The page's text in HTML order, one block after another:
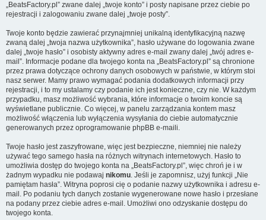
„BeatsFactory.pl” zwane dalej „twoje konto” i posty napisane przez ciebie po
rejestracji i zalogowaniu zwane dalej „twoje posty”.
Twoje konto będzie zawierać przynajmniej unikalną identyfikacyjną nazwę
zwaną dalej „twoja nazwa użytkownika”, hasło używane do logowania zwane
dalej „twoje hasło” i osobisty aktywny adres e-mail zwany dalej „twój adres e-
mail”. Informacje podane dla twojego konta na „BeatsFactory.pl” są chronione
przez prawa dotyczące ochrony danych osobowych w państwie, w którym stoi
nasz serwer. Mamy prawo wymagać podania dodatkowych informacji przy
rejestracji, i to my ustalamy czy podanie ich jest konieczne, czy nie. W każdym
przypadku, masz możliwość wybrania, które informacje o twoim koncie są
wyświetlane publicznie. Co więcej, w panelu zarządzania kontem masz
możliwość włączenia lub wyłączenia wysyłania do ciebie automatycznie
generowanych przez oprogramowanie phpBB e-maili.
Twoje hasło jest zaszyfrowane, więc jest bezpieczne, niemniej nie należy
używać tego samego hasła na różnych witrynach internetowych. Hasło to
umożliwia dostęp do twojego konta na „BeatsFactory.pl”, więc chroń je i w
żadnym wypadku nie podawaj nikomu. Jeśli je zapomnisz, użyj funkcji „Nie
pamiętam hasła”. Witryna poprosi cię o podanie nazwy użytkownika i adresu e-
mail. Po podaniu tych danych zostanie wygenerowane nowe hasło i przesłane
na podany przez ciebie adres e-mail. Umożliwi ono odzyskanie dostępu do
twojego konta.